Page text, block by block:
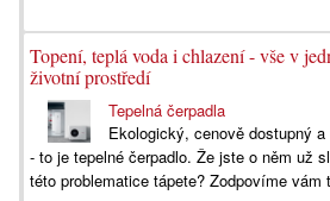
Topení, teplá voda i chlazení - vše v
životní prostředí
Tepelná čerpadla
Ekologický, cenově dostupný
- to je tepelné čerpadlo. Že jste o něm už
této problematice tápete? Zodpovíme